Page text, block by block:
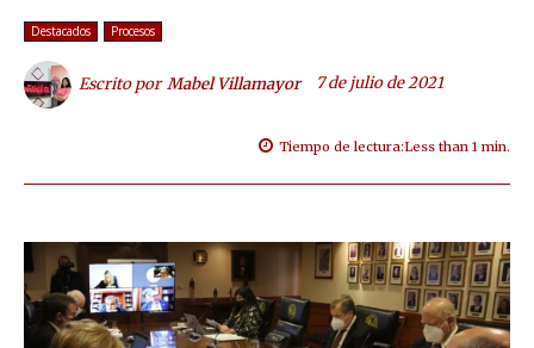
Destacados Procesos
Escrito por Mabel Villamayor 7 de julio de 2021
Tiempo de lectura:Less than 1 min.